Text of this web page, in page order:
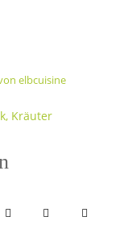
elbcuisine
, Kräuter